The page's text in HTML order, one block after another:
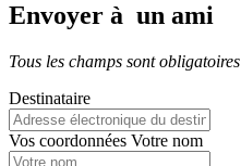
Envoyer à un ami
Tous les champs sont obligatoires
Destinataire
Vos coordonnées Votre nom